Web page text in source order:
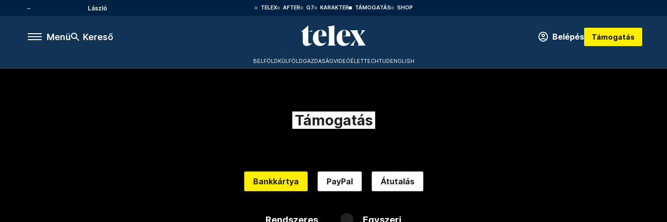
László TELEX AFTER G7 KARAKTER TÁMOGATÁS SHOP
Menü Kereső Belépés Támogatás
BELFÖLDKÜLFÖLDGAZDASÁGVIDEÓÉLETTECHTUDENGLISH
Támogatás
Bankkártya PayPal Átutalás
Rendszeres Egyszeri